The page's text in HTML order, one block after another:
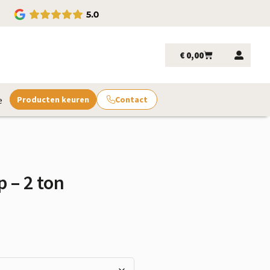
€ 0,00
Producten keuren Contact
– 2 ton